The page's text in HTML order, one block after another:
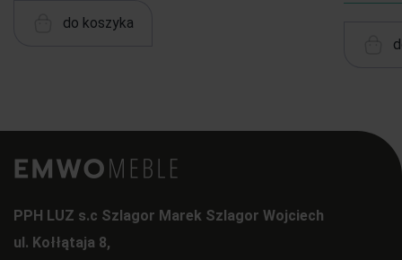
do koszyka
PPH LUZ s.c Szlagor Marek Szlagor Wojciech
ul. Kołłątaja 8,